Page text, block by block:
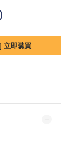
立即購買